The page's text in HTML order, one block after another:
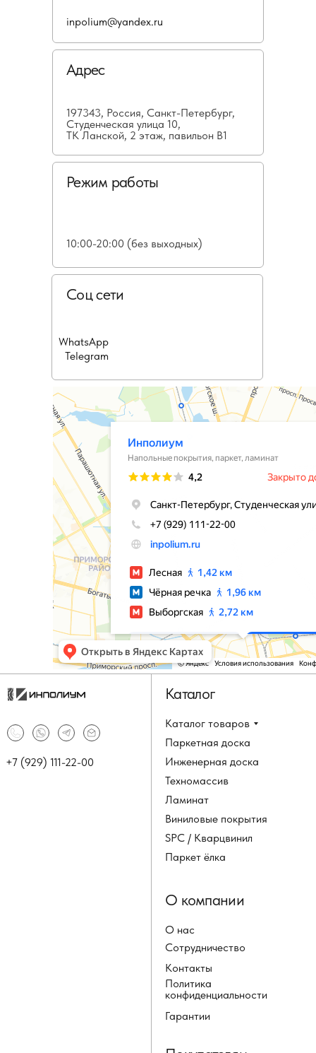
Адрес
197343, Россия, Санкт-Петербург,
Студенческая улица 10,
ТК Ланской, 2 этаж, павильон В1
Режим работы
10:00-20:00 (без выходных)
Соц сети
inpolium@yandex.ru
WhatsApp
Telegram
Каталог товаров
Паркетная доска
Инженерная доска
Техномассив
+7 (929) 111-22-00
Каталог
Ламинат
Виниловые покрытия
SPC / Кварцвинил
Паркет ёлка
О нас
Сотрудничество
Контакты
Политика
конфиденциальности
О компании
Гарантии